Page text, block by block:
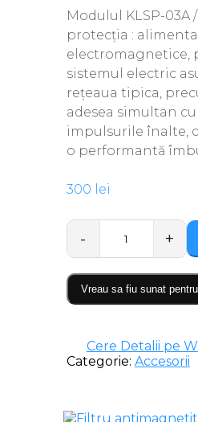
Modulul KLSP-
protecția :
electromagnetice,
sistemul electric
rețeaua tipica,
adesea simultan
impulsurile înalte,
o performantă
300 lei
Quantity
Vreau sa fiu sunat
Cere Detalii pe
Categorie: Accesorii